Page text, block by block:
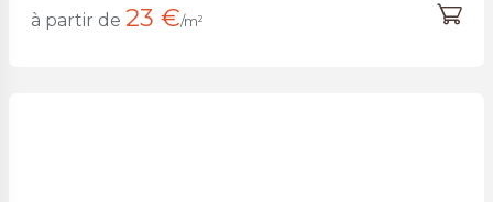
à partir de 23 €/m²